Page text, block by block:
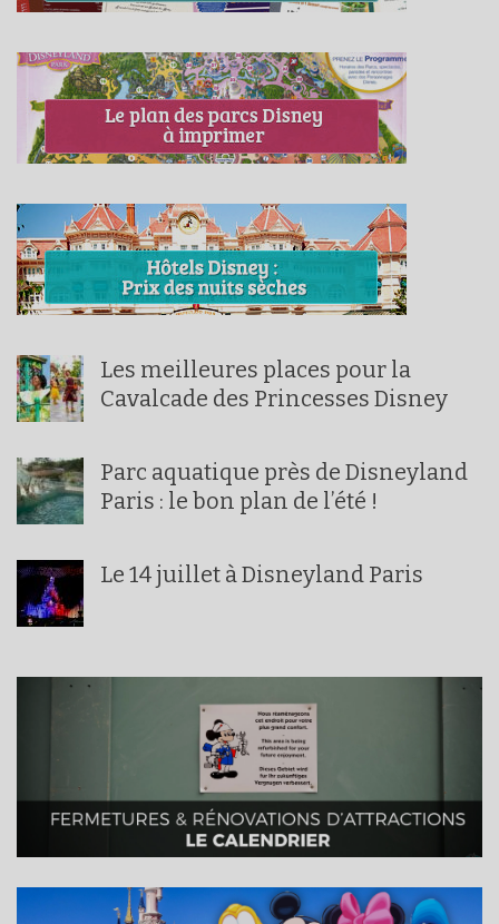
Les meilleures places pour la
Cavalcade des Princesses Disney
Parc aquatique près de Disneyland
Paris : le bon plan de l’été !
Le 14 juillet à Disneyland Paris